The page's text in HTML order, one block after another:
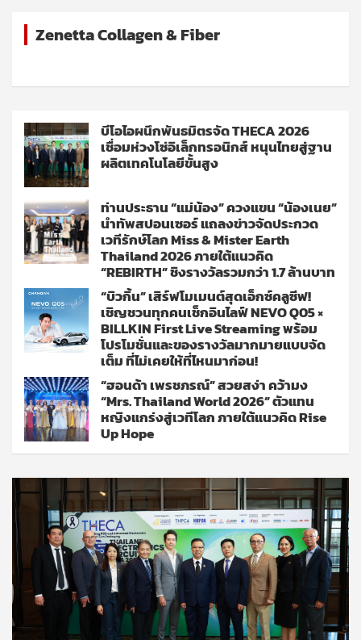
Zenetta Collagen & Fiber
บีโอไอผนึกพันธมิตรจัด THECA 2026
เชื่อมห่วงโซ่อิเล็กทรอนิกส์ หนุนไทยสู่ฐาน
ผลิตเทคโนโลยีขั้นสูง
ท่านประธาน “แม่น้อง” ควงแขน “น้องเนย”
นำทัพสปอนเซอร์ แถลงข่าวจัดประกวด
เวทีรักษ์โลก Miss & Mister Earth
Thailand 2026 ภายใต้แนวคิด
“REBIRTH” ชิงรางวัลรวมกว่า 1.7 ล้านบาท
“บิวกิ้น” เสิร์ฟโมเมนต์สุดเอ็กซ์คลูซีฟ!
เชิญชวนทุกคนเช็กอินไลฟ์ NEVO Q05 ×
BILLKIN First Live Streaming พร้อม
โปรโมชั่นและของรางวัลมากมายแบบจัด
เต็ม ที่ไม่เคยให้ที่ไหนมาก่อน!
“ฮอนด้า เพรชภรณ์” สวยสง่า คว้ามง
“Mrs. Thailand World 2026” ตัวแทน
หญิงแกร่งสู่เวทีโลก ภายใต้แนวคิด Rise
Up Hope